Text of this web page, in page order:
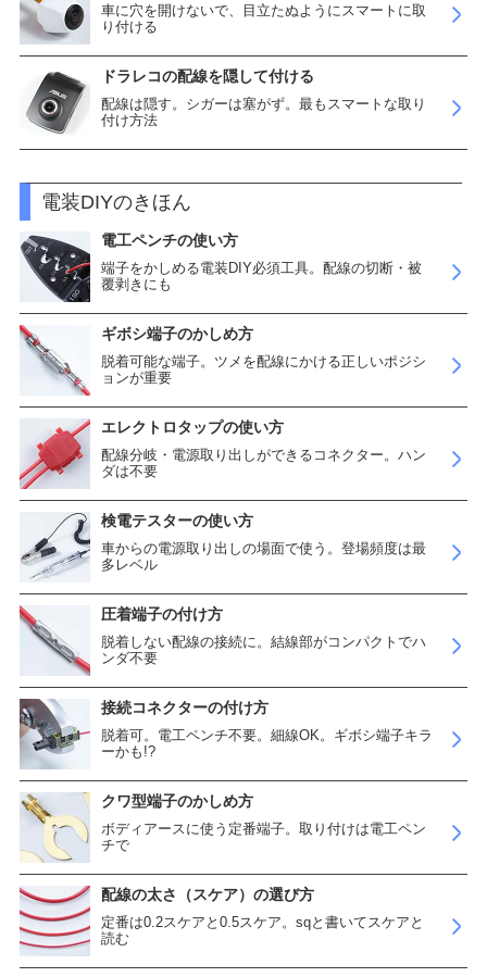
車に穴を開けないで、目立たぬようにスマートに取
り付ける
ドラレコの配線を隠して付ける
配線は隠す。シガーは塞がず。最もスマートな取り
付け方法
電装DIYのきほん
電工ペンチの使い方
端子をかしめる電装DIY必須工具。配線の切断・被
覆剥きにも
ギボシ端子のかしめ方
脱着可能な端子。ツメを配線にかける正しいポジシ
ョンが重要
エレクトロタップの使い方
配線分岐・電源取り出しができるコネクター。ハン
ダは不要
検電テスターの使い方
車からの電源取り出しの場面で使う。登場頻度は最
多レベル
圧着端子の付け方
脱着しない配線の接続に。結線部がコンパクトでハ
ンダ不要
接続コネクターの付け方
脱着可。電工ペンチ不要。細線OK。ギボシ端子キラ
ーかも!?
クワ型端子のかしめ方
ボディアースに使う定番端子。取り付けは電工ペン
チで
配線の太さ（スケア）の選び方
定番は0.2スケアと0.5スケア。sqと書いてスケアと
読む